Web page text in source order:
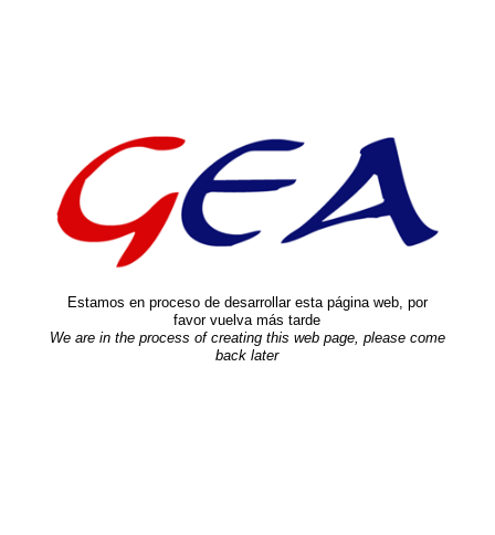
Estamos en proceso de desarrollar esta página web, por
favor vuelva más tarde
We are in the process of creating this web page, please come
back later